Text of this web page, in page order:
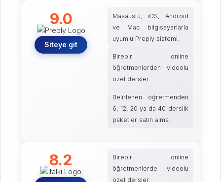
9.0
Siteye git
Masaüstü, iOS, Android
ve Mac bilgisayarlarla
uyumlu Preply sistemi.
Birebir online
öğretmenlerden videolu
özel dersler.
Belirlenen öğretmenden
6, 12, 20 ya da 40 derslik
paketler satın alma.
8.2
Birebir online
öğretmenlerde videolu
özel dersler.